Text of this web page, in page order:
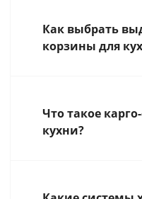
Как выбрать
корзины для
Что такое
кухни?